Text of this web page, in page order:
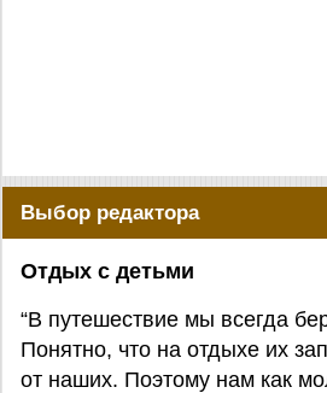
Выбор редактора
Отдых с детьми
“В путешествие мы всегда
Понятно, что на отдыхе их
от наших. Поэтому нам как